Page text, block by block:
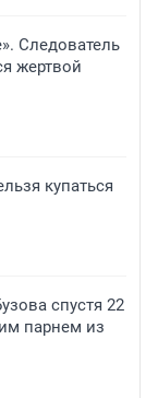
Следователь
жертвой
купаться
спустя 22
парнем из